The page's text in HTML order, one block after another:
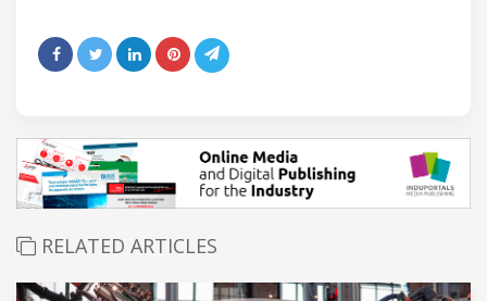
RELATED ARTICLES